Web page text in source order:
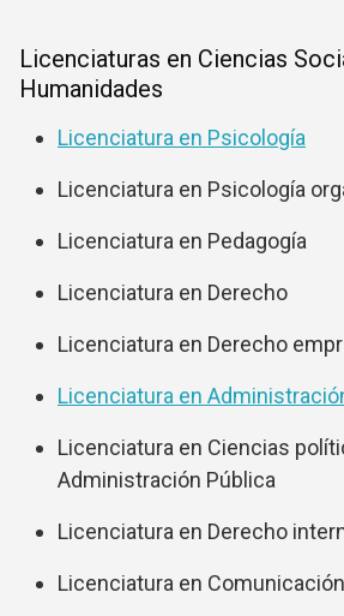
Licenciaturas en Ciencias
Humanidades
Licenciatura en Psicología
Licenciatura en Psicología
Licenciatura en Pedagogía
Licenciatura en Derecho
Licenciatura en Derecho
Licenciatura en
Licenciatura en Ciencias
Administración Pública
Licenciatura en Derecho
Licenciatura en Comunicación